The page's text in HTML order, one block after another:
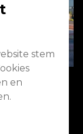
stem
en